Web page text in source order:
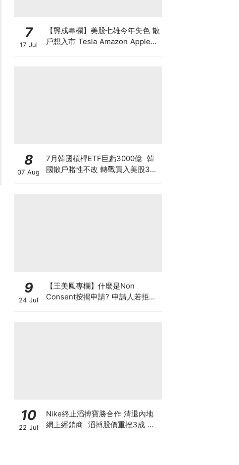
7
17 Jul
【龔成專欄】美股七雄今年失色 散
戶想入市 Tesla Amazon Apple誰
8
07 Aug
7月韓國槓桿ETF巨虧3000億 韓
國散戶賭性不改 轉戰買入美股3倍
9
24 Jul
【王美鳳專欄】什麼是Non
Consent按揭申請? 申請人若拒披
10
22 Jul
Nike終止滔搏寶勝合作 清退內地
網上經銷商 滔搏股價重挫3成 寶